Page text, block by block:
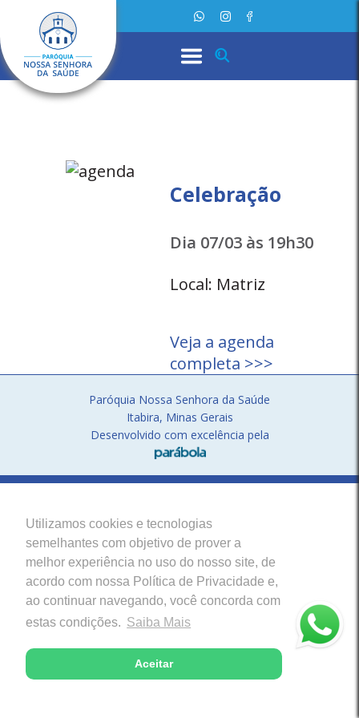
Utilizamos cookies e tecnologias
semelhantes com objetivo de prover a
melhor experiência no uso do nosso site, de
acordo com nossa Política de Privacidade e,
ao continuar navegando, você concorda com
estas condições. Saiba Mais
Aceitar
Celebração
Dia 07/03 às 19h30
Local: Matriz
Veja a agenda
completa >>>
Paróquia Nossa Senhora da Saúde
Itabira, Minas Gerais
Desenvolvido com excelência pela